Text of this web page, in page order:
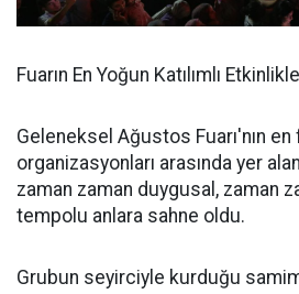
Fuarın En Yoğun Katılımlı
Geleneksel Ağustos Fuarı'nın
organizasyonları arasında yer
zaman zaman duygusal, zaman
tempolu anlara sahne oldu.
Grubun seyirciyle kurduğu